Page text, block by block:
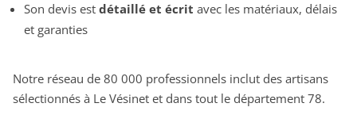
Son devis est détaillé et écrit avec les matériaux, délais
et garanties
Notre réseau de 80 000 professionnels inclut des artisans
sélectionnés à Le Vésinet et dans tout le département 78.